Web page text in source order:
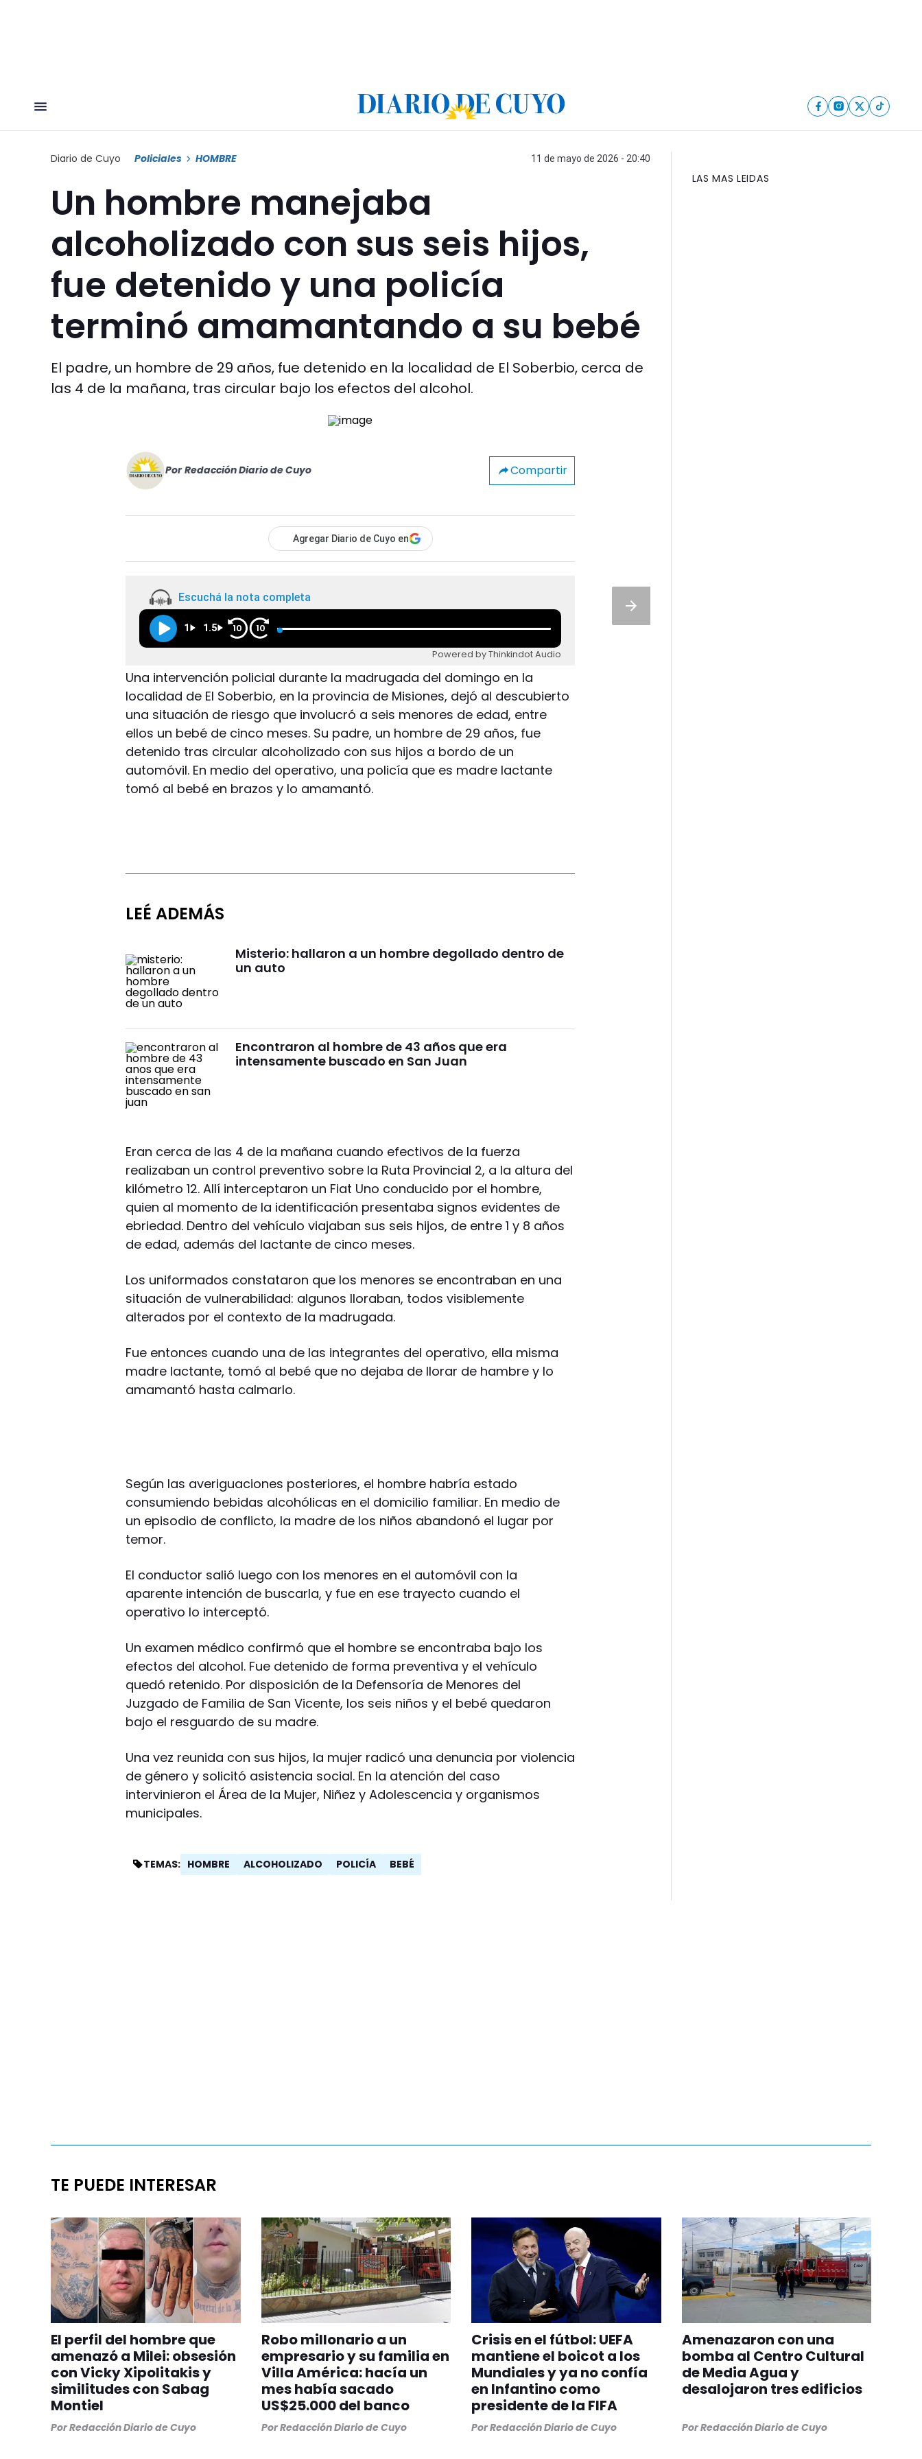
Diario de Cuyo Policiales HOMBRE 11 de mayo de 2026 - 20:40
Un hombre manejaba
alcoholizado con sus seis hijos,
fue detenido y una policía
terminó amamantando a su bebé
El padre, un hombre de 29 años, fue detenido en la localidad de El Soberbio, cerca de
las 4 de la mañana, tras circular bajo los efectos del alcohol.
Por Redacción Diario de Cuyo Compartir
Agregar Diario de Cuyo en
Escuchá la nota completa
1 1.5 10 10
Powered by Thinkindot Audio
Una intervención policial durante la madrugada del domingo en la
localidad de El Soberbio, en la provincia de Misiones, dejó al descubierto
una situación de riesgo que involucró a seis menores de edad, entre
ellos un bebé de cinco meses. Su padre, un hombre de 29 años, fue
detenido tras circular alcoholizado con sus hijos a bordo de un
automóvil. En medio del operativo, una policía que es madre lactante
tomó al bebé en brazos y lo amamantó.
LEÉ ADEMÁS
Misterio: hallaron a un hombre degollado dentro de
un auto
Encontraron al hombre de 43 años que era
intensamente buscado en San Juan
Eran cerca de las 4 de la mañana cuando efectivos de la fuerza
realizaban un control preventivo sobre la Ruta Provincial 2, a la altura del
kilómetro 12. Allí interceptaron un Fiat Uno conducido por el hombre,
quien al momento de la identificación presentaba signos evidentes de
ebriedad. Dentro del vehículo viajaban sus seis hijos, de entre 1 y 8 años
de edad, además del lactante de cinco meses.
Los uniformados constataron que los menores se encontraban en una
situación de vulnerabilidad: algunos lloraban, todos visiblemente
alterados por el contexto de la madrugada.
Fue entonces cuando una de las integrantes del operativo, ella misma
madre lactante, tomó al bebé que no dejaba de llorar de hambre y lo
amamantó hasta calmarlo.
Según las averiguaciones posteriores, el hombre habría estado
consumiendo bebidas alcohólicas en el domicilio familiar. En medio de
un episodio de conflicto, la madre de los niños abandonó el lugar por
temor.
El conductor salió luego con los menores en el automóvil con la
aparente intención de buscarla, y fue en ese trayecto cuando el
operativo lo interceptó.
Un examen médico confirmó que el hombre se encontraba bajo los
efectos del alcohol. Fue detenido de forma preventiva y el vehículo
quedó retenido. Por disposición de la Defensoría de Menores del
Juzgado de Familia de San Vicente, los seis niños y el bebé quedaron
bajo el resguardo de su madre.
Una vez reunida con sus hijos, la mujer radicó una denuncia por violencia
de género y solicitó asistencia social. En la atención del caso
intervinieron el Área de la Mujer, Niñez y Adolescencia y organismos
municipales.
TEMAS: HOMBRE ALCOHOLIZADO POLICÍA BEBÉ
LAS MAS LEIDAS
TE PUEDE INTERESAR
El perfil del hombre que
amenazó a Milei: obsesión
con Vicky Xipolitakis y
similitudes con Sabag
Montiel
PorRedacción Diario de Cuyo
Robo millonario a un
empresario y su familia en
Villa América: hacía un
mes había sacado
US$25.000 del banco
PorRedacción Diario de Cuyo
Crisis en el fútbol: UEFA
mantiene el boicot a los
Mundiales y ya no confía
en Infantino como
presidente de la FIFA
PorRedacción Diario de Cuyo
Amenazaron con una
bomba al Centro Cultural
de Media Agua y
desalojaron tres edificios
PorRedacción Diario de Cuyo